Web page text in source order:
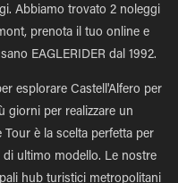
Abbiamo trovato 2 noleggi
prenota il tuo online e
EAGLERIDER dal 1992.
esplorare Castell'Alfero per
giorni per realizzare un
è la scelta perfetta per
ultimo modello. Le nostre
hub turistici metropolitani